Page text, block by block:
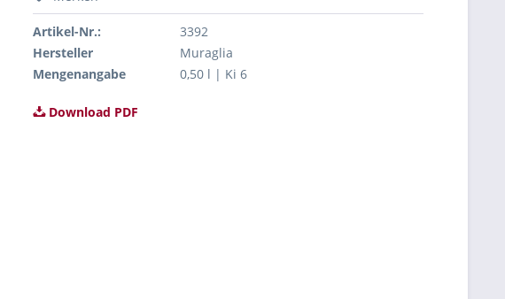
Artikel-Nr.:
3392
Hersteller
Muraglia
Mengenangabe
0,50 l | Ki 6
Download PDF